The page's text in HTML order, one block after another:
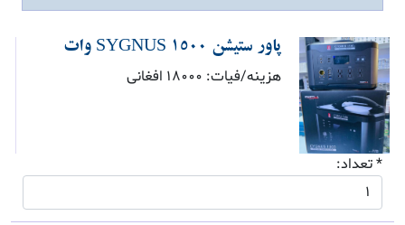
پاور ستیشن SYGNUS ۱۵۰۰ وات
هزینه/فیات: 18000 افغانی
* تعداد: